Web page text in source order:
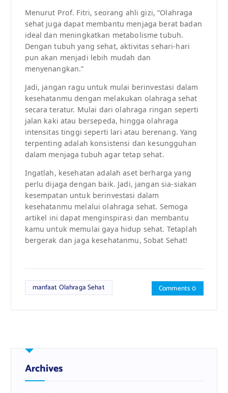
Menurut Prof. Fitri, seorang ahli gizi, “Olahraga
sehat juga dapat membantu menjaga berat badan
ideal dan meningkatkan metabolisme tubuh.
Dengan tubuh yang sehat, aktivitas sehari-hari
pun akan menjadi lebih mudah dan
menyenangkan.”
Jadi, jangan ragu untuk mulai berinvestasi dalam
kesehatanmu dengan melakukan olahraga sehat
secara teratur. Mulai dari olahraga ringan seperti
jalan kaki atau bersepeda, hingga olahraga
intensitas tinggi seperti lari atau berenang. Yang
terpenting adalah konsistensi dan kesungguhan
dalam menjaga tubuh agar tetap sehat.
Ingatlah, kesehatan adalah aset berharga yang
perlu dijaga dengan baik. Jadi, jangan sia-siakan
kesempatan untuk berinvestasi dalam
kesehatanmu melalui olahraga sehat. Semoga
artikel ini dapat menginspirasi dan membantu
kamu untuk memulai gaya hidup sehat. Tetaplah
bergerak dan jaga kesehatanmu, Sobat Sehat!
manfaat Olahraga Sehat Comments 0
Archives